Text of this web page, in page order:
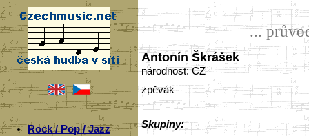
Rock / Pop / Jazz
...
Antonín Škrášek
národnost: CZ
zpěvák
Skupiny: